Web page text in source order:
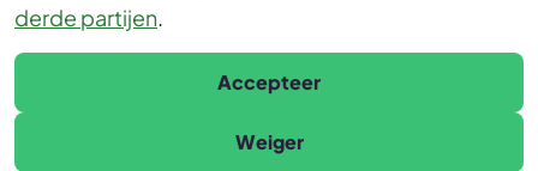
© Evi van Lanschot
derde partijen.
Accepteer
Weiger